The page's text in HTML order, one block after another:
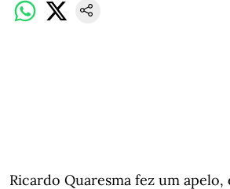
Ricardo Quaresma fez um